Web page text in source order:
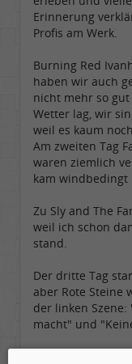
Erinnerung
Profis am Werk.
Burning Red
haben wir auch
nicht mehr so
Wetter lag, wir
weil es kaum
Am zweiten Tag
waren ziemlich
kam windbedingt
Zu Sly and The
weil ich schon
stand.
Der dritte Tag
aber Rote Steine
der linken
macht" und